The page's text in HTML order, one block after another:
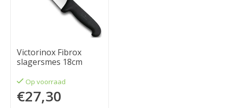
Victorinox Fibrox
slagersmes 18cm
Op voorraad
€27,30